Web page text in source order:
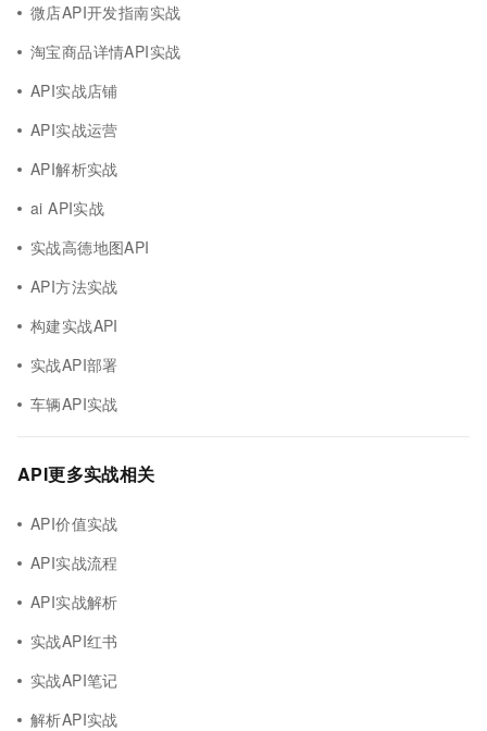
微店API开发指南实战
淘宝商品详情API实战
API实战店铺
API实战运营
API解析实战
ai API实战
实战高德地图API
API方法实战
构建实战API
实战API部署
车辆API实战
API更多实战相关
API价值实战
API实战流程
API实战解析
实战API红书
实战API笔记
解析API实战